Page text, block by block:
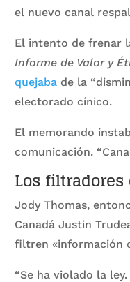
el nuevo canal
El intento de frenar
Informe de Valor y
quejabade la
electorado cínico.
El memorando
comunicación.
Los
Jody Thomas,
Canadá Justin
filtren «información
“Se ha violado la